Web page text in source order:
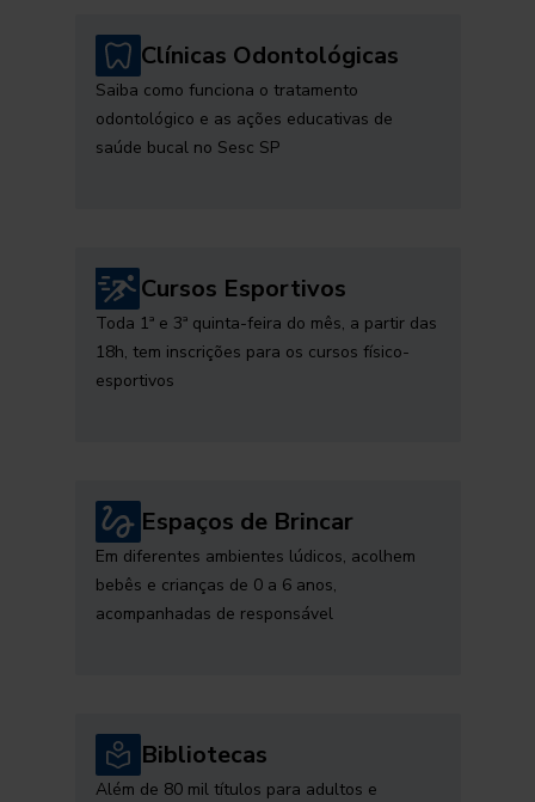
Clínicas Odontológicas
Saiba como funciona o tratamento
odontológico e as ações educativas de
saúde bucal no Sesc SP
Cursos Esportivos
Toda 1ª e 3ª quinta-feira do mês, a partir das
18h, tem inscrições para os cursos físico-
esportivos
Espaços de Brincar
Em diferentes ambientes lúdicos, acolhem
bebês e crianças de 0 a 6 anos,
acompanhadas de responsável
Bibliotecas
Além de 80 mil títulos para adultos e